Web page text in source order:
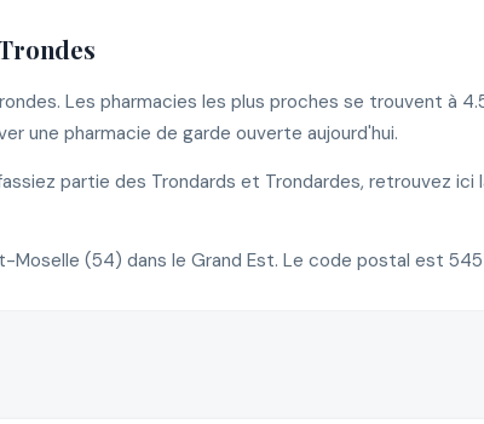
Les pharmacies les plus proches se trouvent à
une pharmacie de garde ouverte aujourd'hui.
partie des Trondards et Trondardes, retrouvez
(54) dans le Grand Est. Le code postal est